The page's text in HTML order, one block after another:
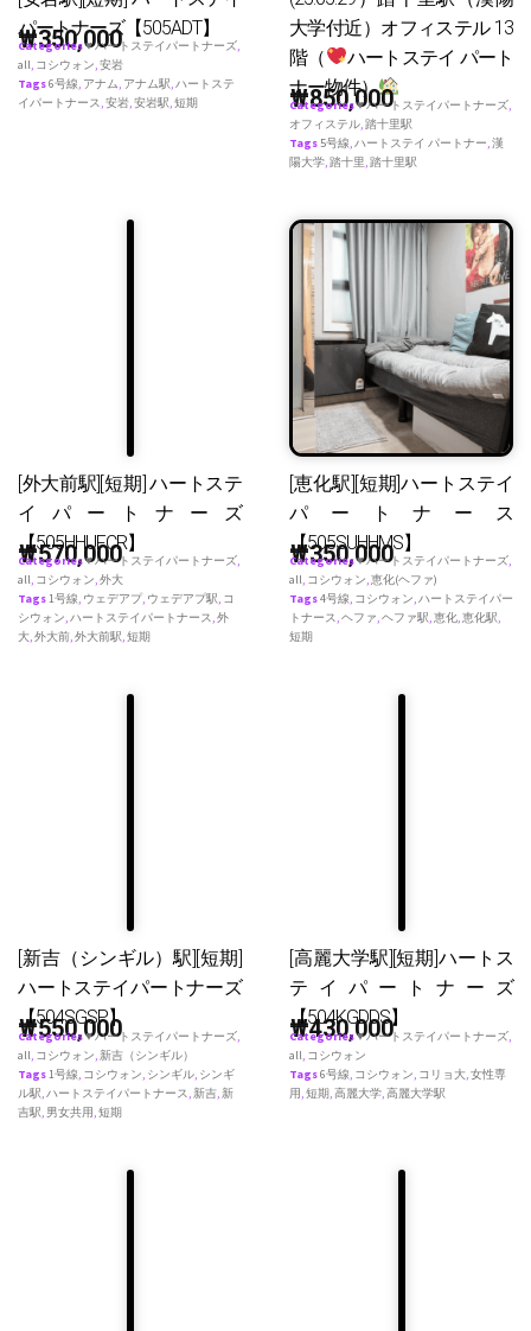
パートナーズ【505ADT】
₩350,000
Categories♥ ハートステイパートナーズ,
all, コシウォン,安岩
Tags6号線, アナム, アナム駅,ハートステ
イパートナース,安岩,安岩駅,短期
大学付近）オフィステル 13
階（
ハートステイ パート
ナー物件）
₩850,000
Categories♥ ハートステイパートナーズ,
オフィステル,踏十里駅
Tags 5号線,ハートステイ パートナー,漢
陽大学,踏十里,踏十里駅
[外大前駅][短期] ハートステ
イパートナーズ
【505HHUFCR】
₩570,000
Categories♥ ハートステイパートナーズ,
all, コシウォン,外大
Tags1号線, ウェデアプ, ウェデアプ駅, コ
シウォン,ハートステイパートナース,外
大,外大前,外大前駅,短期
[恵化駅][短期]ハートステイ
パートナース
【505SUHHMS】
₩350,000
Categories♥ ハートステイパートナーズ,
all, コシウォン,恵化(ヘファ)
Tags4号線, コシウォン,ハートステイパー
トナース,ヘファ,ヘファ駅,恵化,恵化駅,
短期
[新吉（シンギル）駅][短期]
ハートステイパートナーズ
【504SGSP】
₩550,000
Categories♥ ハートステイパートナーズ,
all, コシウォン,新吉（シンギル）
Tags1号線, コシウォン, シンギル, シンギ
ル駅,ハートステイパートナース,新吉,新
吉駅, 男女共用,短期
[高麗大学駅][短期]ハートス
テイパートナーズ
【504KGDDS】
₩430,000
Categories♥ ハートステイパートナーズ,
all, コシウォン
Tags6号線, コシウォン, コリョ大,女性専
用,短期,高麗大学,高麗大学駅